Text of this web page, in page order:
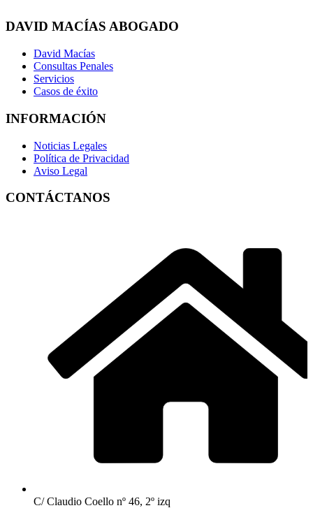
DAVID MACÍAS ABOGADO
David Macías
Consultas Penales
Servicios
Casos de éxito
INFORMACIÓN
Noticias Legales
Política de Privacidad
Aviso Legal
CONTÁCTANOS
C/ Claudio Coello nº 46, 2º izq